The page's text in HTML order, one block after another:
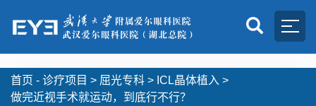
首页 - 诊疗项目 > 屈光专科 > ICL晶体植入 >
做完近视手术就运动，到底行不行？